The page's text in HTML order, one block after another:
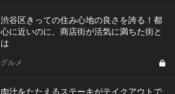
渋谷区きっての住み心地の良さを誇る！都
心に近いのに、商店街が活気に満ちた街と
は
グルメ
肉汁をたたえるステーキがテイクアウトで